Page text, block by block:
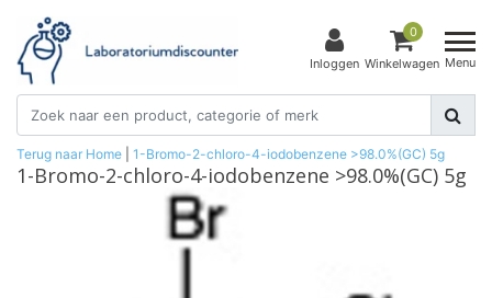
Inloggen
0
Winkelwagen Menu
Terug naar Home 1-Bromo-2-chloro-4-iodobenzene >98.0%(GC) 5g
1-Bromo-2-chloro-4-iodobenzene >98.0%(GC) 5g